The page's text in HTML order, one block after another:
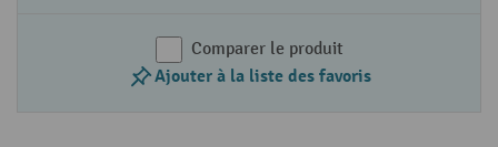
Comparer le produit
Ajouter à la liste des favoris